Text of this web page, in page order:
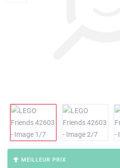
MEILLEUR PRIX